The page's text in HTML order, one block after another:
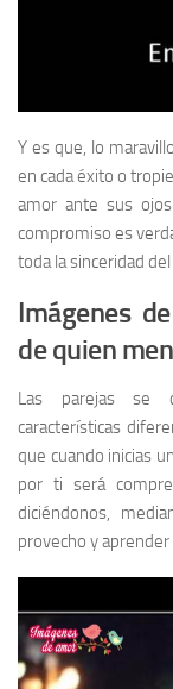
Y es que, lo
en cada éxito o
amor ante sus
compromiso es
toda la sinceridad
Imágenes
de quien
Las parejas se
características
que cuando inicias
por ti será
diciéndonos,
provecho y aprender